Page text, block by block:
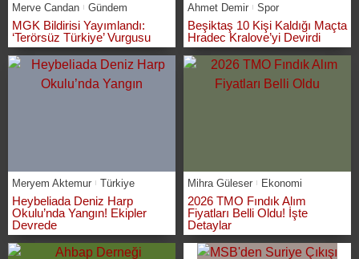
Merve Candan Gündem
MGK Bildirisi Yayımlandı:
‘Terörsüz Türkiye’ Vurgusu
Ahmet Demir Spor
Beşiktaş 10 Kişi Kaldığı Maçta
Hradec Kralove’yi Devirdi
Meryem Aktemur Türkiye
Heybeliada Deniz Harp
Okulu’nda Yangın! Ekipler
Devrede
Mihra Güleser Ekonomi
2026 TMO Fındık Alım
Fiyatları Belli Oldu! İşte
Detaylar